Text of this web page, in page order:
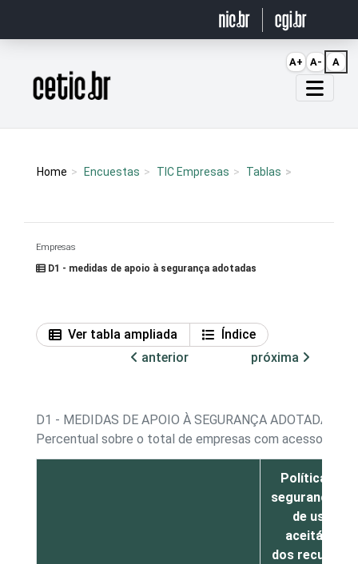
Página inicial
Home Encuestas TIC Empresas Tablas
Empresas
D1 - medidas de apoio à segurança adotadas
Ver tabla ampliada
Índice
anterior
próxima
D1 - MEDIDAS DE APOIO À SEGURANÇA ADOTADAS
Percentual sobre o total de empresas com acesso à
Política de
segurança ou
de uso
aceitável
dos recursos
A+ A- A